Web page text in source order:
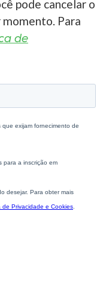
pode cancelar o
Para
de